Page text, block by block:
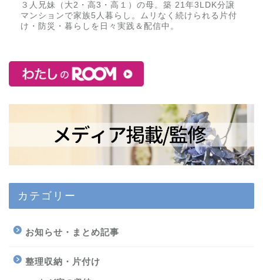
３人兄妹（大2・高3・高１）の母。築 21年3LDK分譲
マンションで家族5人暮らし。ムリなく続けられる片付
け・防災・暮らしを日々実践＆配信中。
カテゴリー
お知らせ・まとめ記事
整理収納・片付け